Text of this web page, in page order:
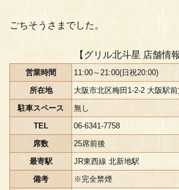
ごちそうさまでした。
【グリル北斗星 店舗情報
営業時間
11:00～21:00(日祝20:00)
所在地
大阪市北区梅田1-2-2 大阪駅
駐車スペース
無し
TEL
06-6341-7758
席数
25席前後
最寄駅
JR東西線 北新地駅
備考
※完全禁煙